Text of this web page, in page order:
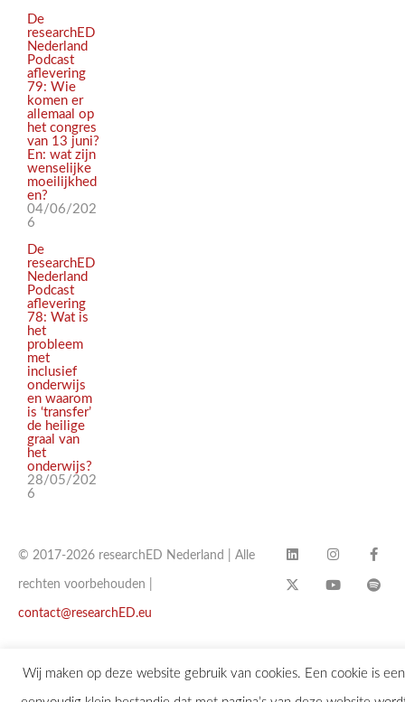
De
researchED
Nederland
Podcast
aflevering
79: Wie
komen er
allemaal op
het congres
van 13 juni?
En: wat zijn
wenselijke
moeilijkhed
en?
04/06/202
6
De
researchED
Nederland
Podcast
aflevering
78: Wat is
het
probleem
met
inclusief
onderwijs
en waarom
is ‘transfer’
de heilige
graal van
het
onderwijs?
28/05/202
6
© 2017-2026 researchED Nederland | Alle
rechten voorbehouden |
contact@researchED.eu
Wij maken op deze website gebruik van cookies. Een cookie is een